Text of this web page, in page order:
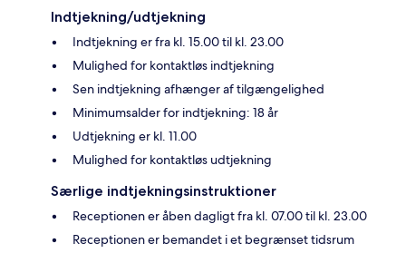
Indtjekning/udtjekning
Indtjekning er fra kl. 15.00 til kl. 23.00
Mulighed for kontaktløs indtjekning
Sen indtjekning afhænger af tilgængelighed
Minimumsalder for indtjekning: 18 år
Udtjekning er kl. 11.00
Mulighed for kontaktløs udtjekning
Særlige indtjekningsinstruktioner
Receptionen er åben dagligt fra kl. 07.00 til kl. 23.00
Receptionen er bemandet i et begrænset tidsrum